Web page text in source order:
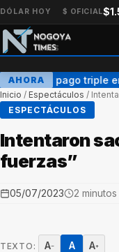
DÓLAR HOY $ OFICIAL
AHORA
AUH con pago triple
Inicio / Espectáculos /
ESPECTÁCULOS
Intentaron
fuerzas”
05/07/2023 2
TEXTO: A− A A+